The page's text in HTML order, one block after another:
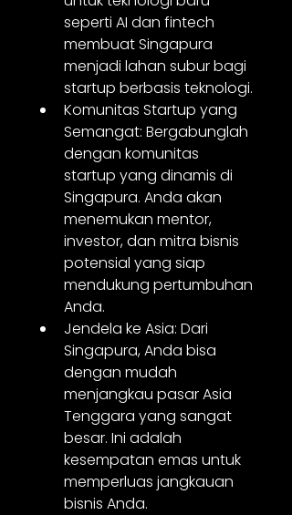
seperti AI dan fintech
membuat Singapura
menjadi lahan subur bagi
startup berbasis teknologi.
Komunitas Startup yang
Semangat: Bergabunglah
dengan komunitas
startup yang dinamis di
Singapura. Anda akan
menemukan mentor,
investor, dan mitra bisnis
potensial yang siap
mendukung pertumbuhan
Anda.
Jendela ke Asia: Dari
Singapura, Anda bisa
dengan mudah
menjangkau pasar Asia
Tenggara yang sangat
besar. Ini adalah
kesempatan emas untuk
memperluas jangkauan
bisnis Anda.